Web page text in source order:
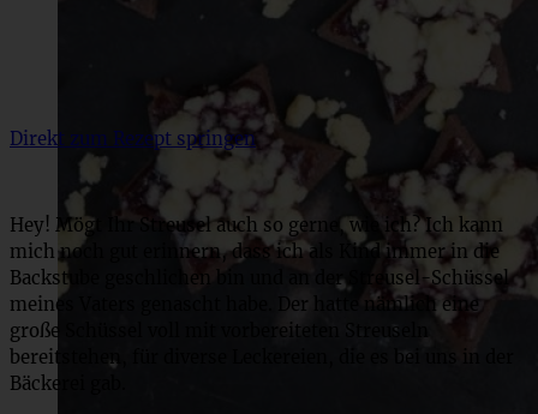
Direkt zum Rezept springen
Hey! Mögt Ihr Streusel auch so gerne, wie ich? Ich kann
mich noch gut erinnern, dass ich als Kind immer in die
Backstube geschlichen bin und an der Streusel-Schüssel
meines Vaters genascht habe. Der hatte nämlich eine
große Schüssel voll mit vorbereiteten Streuseln
bereitstehen, für diverse Leckereien, die es bei uns in der
Bäckerei gab.